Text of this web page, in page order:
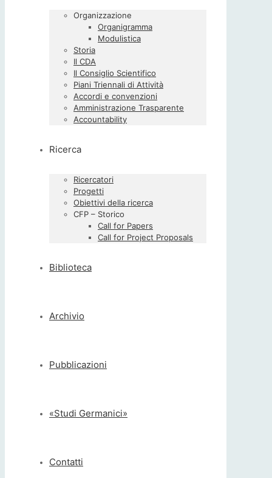
Organizzazione
Organigramma
Modulistica
Storia
Il CDA
Il Consiglio Scientifico
Piani Triennali di Attività
Accordi e convenzioni
Amministrazione Trasparente
Accountability
Ricerca
Ricercatori
Progetti
Obiettivi della ricerca
CFP – Storico
Call for Papers
Call for Project Proposals
Biblioteca
Archivio
Pubblicazioni
«Studi Germanici»
Contatti